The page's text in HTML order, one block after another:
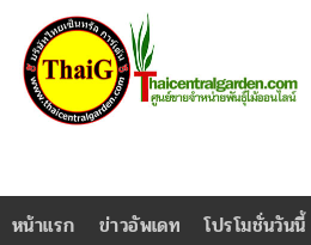
หน้าแรก ข่าวอัพเดท โปรโมชั่นวันนี้